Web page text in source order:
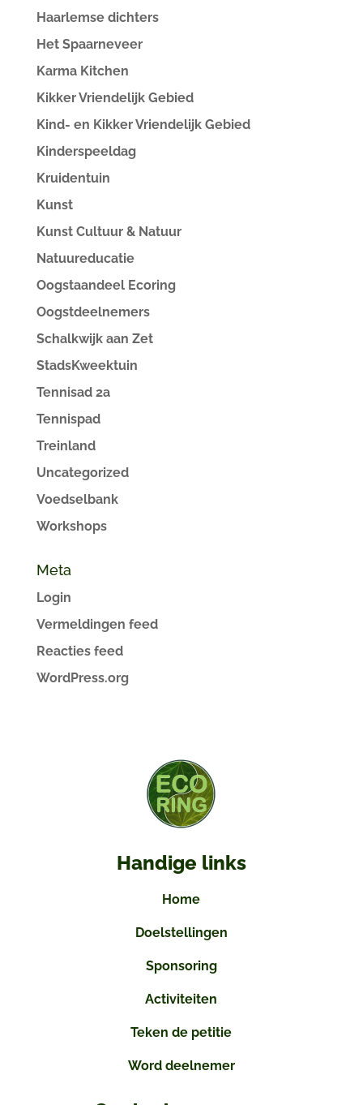
Haarlemse dichters
Het Spaarneveer
Karma Kitchen
Kikker Vriendelijk Gebied
Kind- en Kikker Vriendelijk Gebied
Kinderspeeldag
Kruidentuin
Kunst
Kunst Cultuur & Natuur
Natuureducatie
Oogstaandeel Ecoring
Oogstdeelnemers
Schalkwijk aan Zet
StadsKweektuin
Tennisad 2a
Tennispad
Treinland
Uncategorized
Voedselbank
Workshops
Meta
Login
Vermeldingen feed
Reacties feed
WordPress.org
Handige links
Home
Doelstellingen
Sponsoring
Activiteiten
Teken de petitie
Word deelnemer